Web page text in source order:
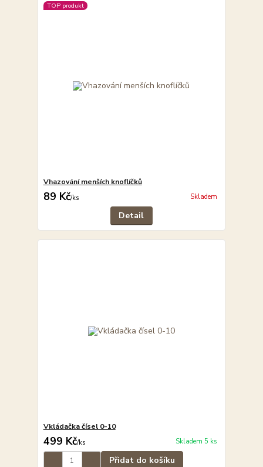
TOP produkt
Vhazování menších knoflíčků
89 Kč/ks Skladem
Detail
Vkládačka čísel 0-10
499 Kč/ks Skladem 5 ks
Přidat do košíku